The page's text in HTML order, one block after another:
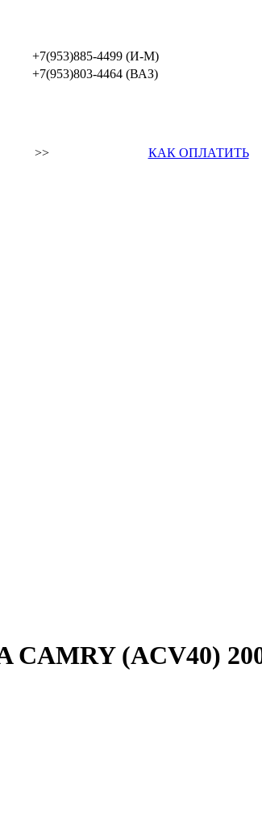
+7(953)885-4499 (И-М)
+7(953)803-4464 (ВАЗ)
>> КАК ОПЛАТИТЬ
(ACV40)